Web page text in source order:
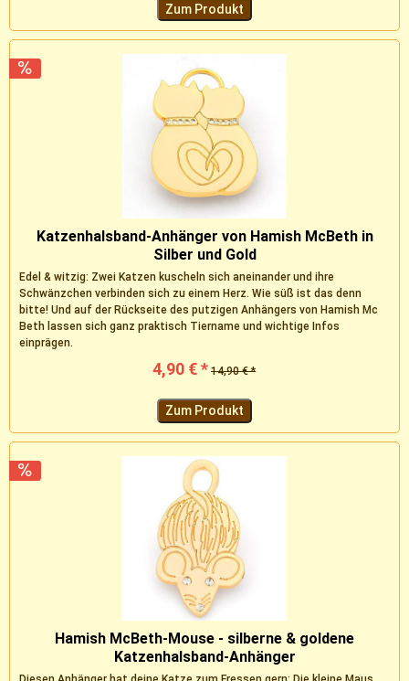
Zum Produkt
Katzenhalsband-Anhänger von Hamish McBeth in
Silber und Gold
Edel & witzig: Zwei Katzen kuscheln sich aneinander und ihre
Schwänzchen verbinden sich zu einem Herz. Wie süß ist das denn
bitte! Und auf der Rückseite des putzigen Anhängers von Hamish Mc
Beth lassen sich ganz praktisch Tiername und wichtige Infos
einprägen.
4,90 € * 14,90 € *
Zum Produkt
Hamish McBeth-Mouse - silberne & goldene
Katzenhalsband-Anhänger